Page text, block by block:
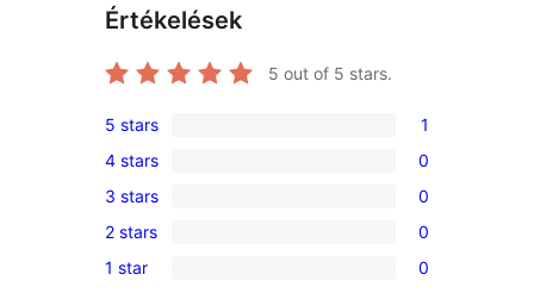
Értékelések
5 out of 5 stars.
1
5-
star
review
5 stars 1
0
4-
star
reviews
4 stars 0
0
3-
star
3 stars 0
0
2-
2 stars 0
0
1 star 0